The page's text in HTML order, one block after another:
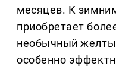
месяцев. К
приобретает
необычный
особенно